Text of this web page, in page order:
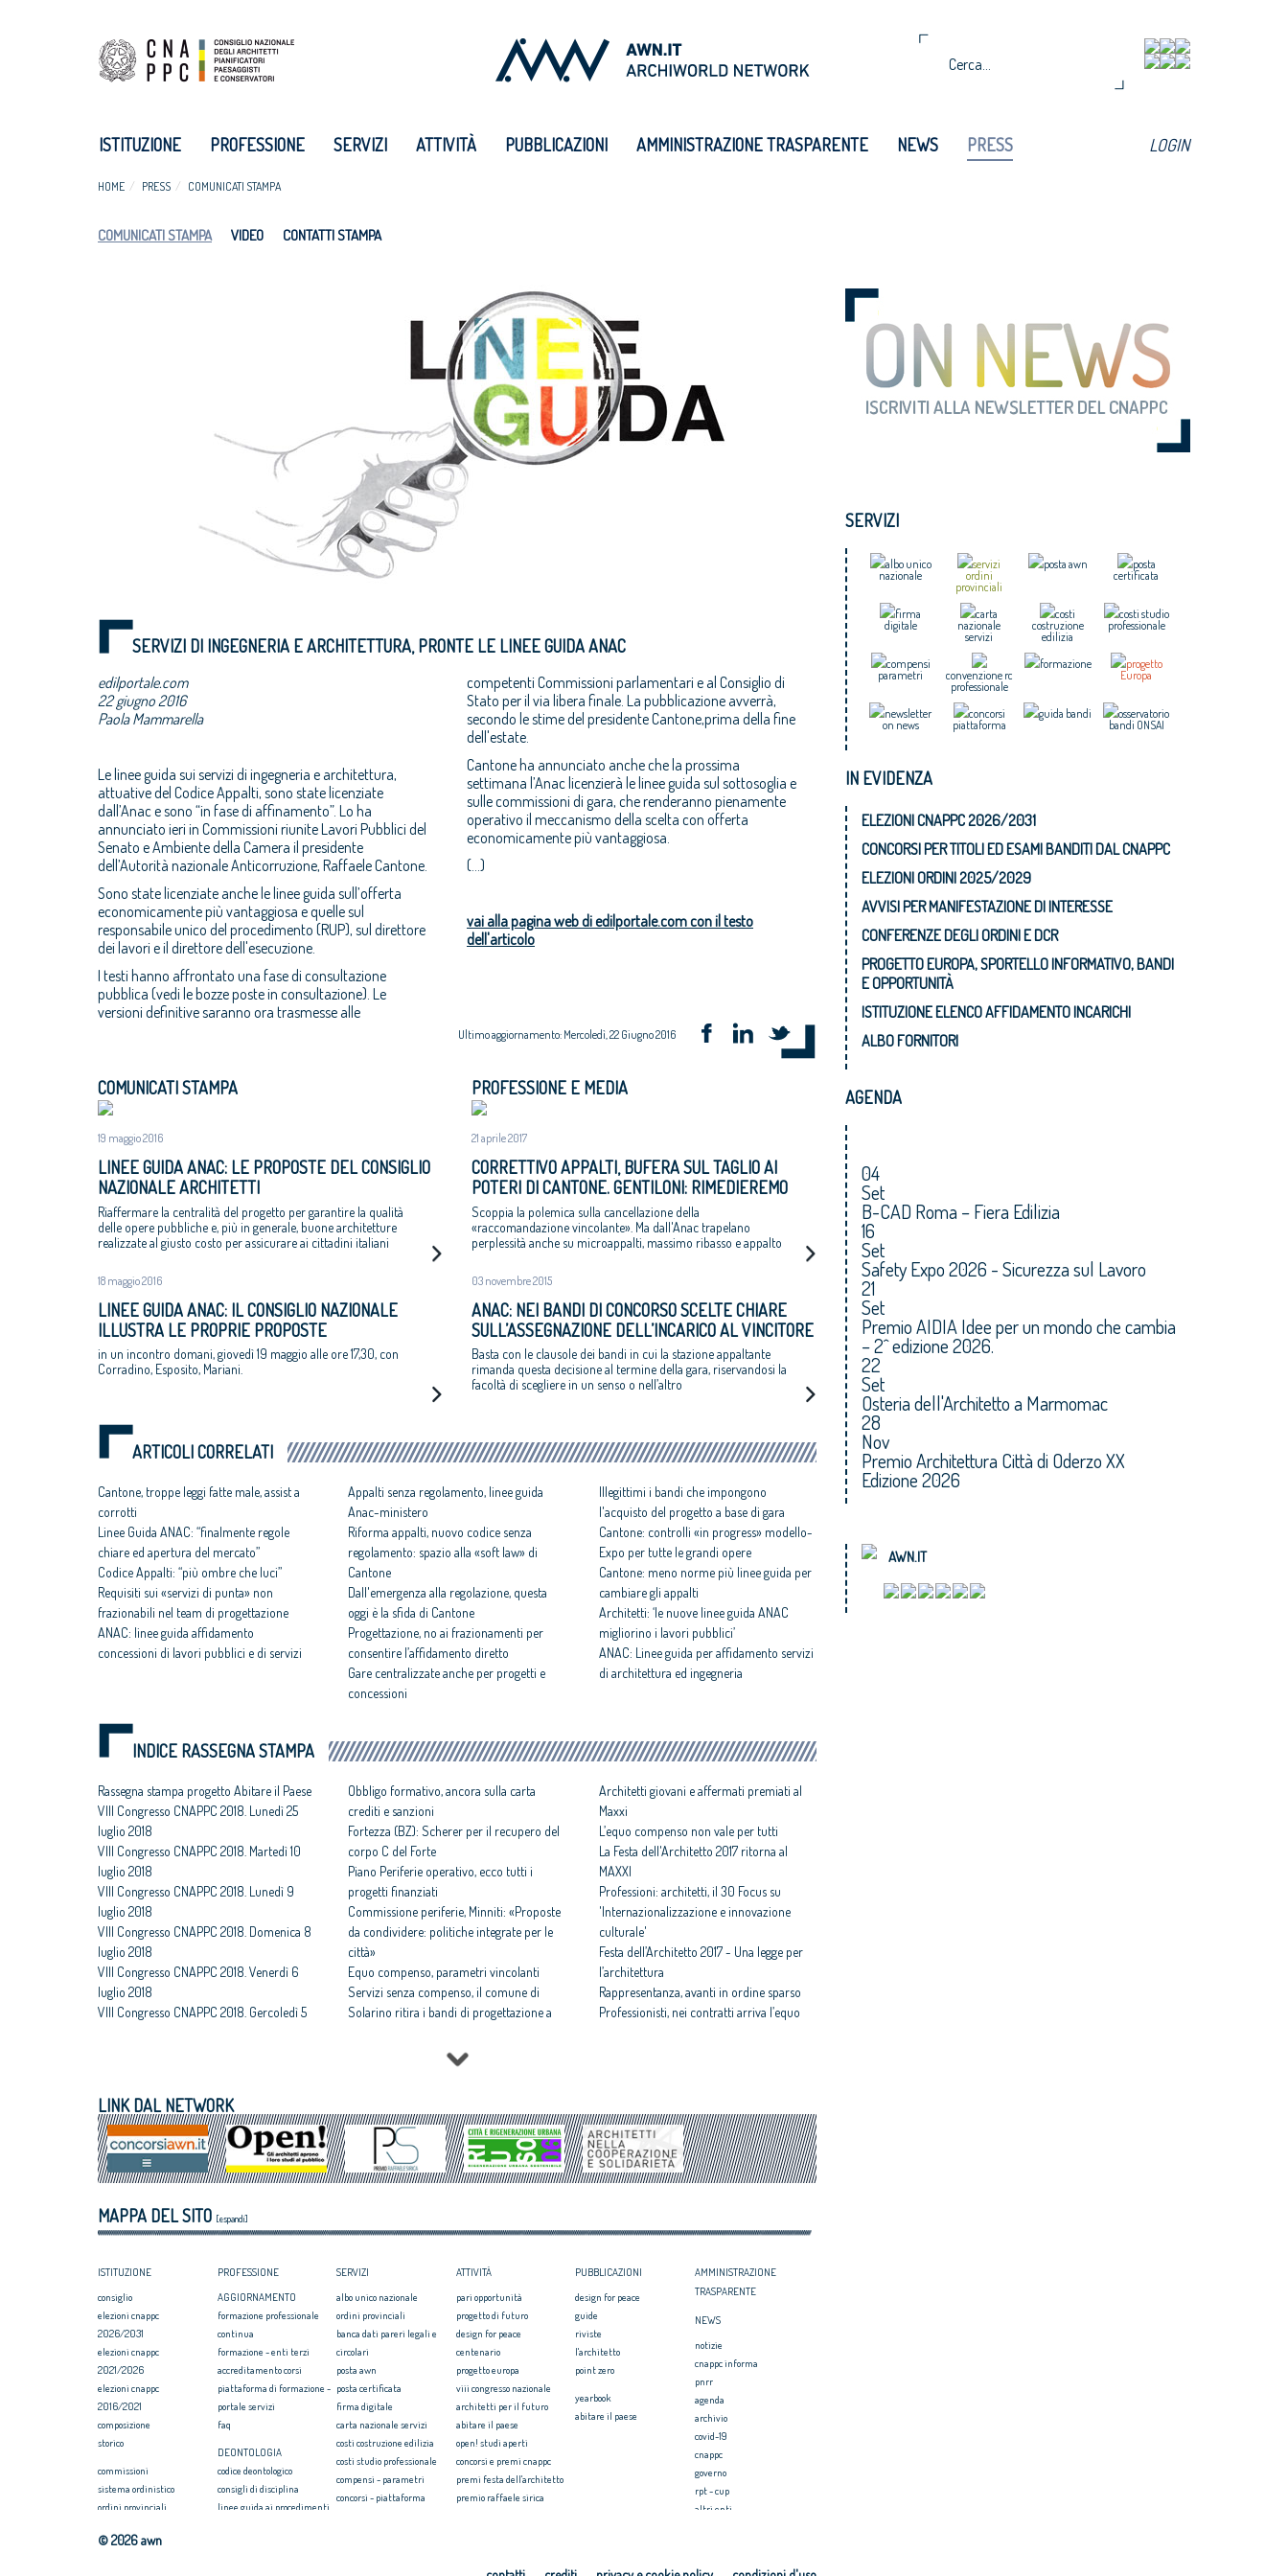
ISTITUZIONE PROFESSIONE SERVIZI ATTIVITÀ PUBBLICAZIONI AMMINISTRAZIONE TRASPARENTE NEWS PRESS LOGIN
HOME PRESS COMUNICATI STAMPA
COMUNICATI STAMPA VIDEO CONTATTI STAMPA
SERVIZI DI INGEGNERIA E ARCHITETTURA, PRONTE LE LINEE GUIDA ANAC
edilportale.com
22 giugno 2016
Paola Mammarella
Le linee guida sui servizi di ingegneria e architettura,
attuative del Codice Appalti, sono state licenziate
dall’Anac e sono “in fase di affinamento”. Lo ha
annunciato ieri in Commissioni riunite Lavori Pubblici del
Senato e Ambiente della Camera il presidente
dell’Autorità nazionale Anticorruzione, Raffaele Cantone.
Sono state licenziate anche le linee guida sull’offerta
economicamente più vantaggiosa e quelle sul
responsabile unico del procedimento (RUP), sul direttore
dei lavori e il direttore dell'esecuzione.
I testi hanno affrontato una fase di consultazione
pubblica (vedi le bozze poste in consultazione). Le
versioni definitive saranno ora trasmesse alle
competenti Commissioni parlamentari e al Consiglio di
Stato per il via libera finale. La pubblicazione avverrà,
secondo le stime del presidente Cantone,prima della fine
dell'estate.
Cantone ha annunciato anche che la prossima
settimana l’Anac licenzierà le linee guida sul sottosoglia e
sulle commissioni di gara, che renderanno pienamente
operativo il meccanismo della scelta con offerta
economicamente più vantaggiosa.
(...)
vai alla pagina web di edilportale.com con il testo
dell'articolo
Ultimo aggiornamento: Mercoledì, 22 Giugno 2016
COMUNICATI STAMPA
19 maggio 2016
LINEE GUIDA ANAC: LE PROPOSTE DEL CONSIGLIO
NAZIONALE ARCHITETTI
Riaffermare la centralità del progetto per garantire la qualità
delle opere pubbliche e, più in generale, buone architetture
realizzate al giusto costo per assicurare ai cittadini italiani
18 maggio 2016
LINEE GUIDA ANAC: IL CONSIGLIO NAZIONALE
ILLUSTRA LE PROPRIE PROPOSTE
in un incontro domani, giovedì 19 maggio alle ore 17,30, con
Corradino, Esposito, Mariani.
PROFESSIONE E MEDIA
21 aprile 2017
CORRETTIVO APPALTI, BUFERA SUL TAGLIO AI
POTERI DI CANTONE. GENTILONI: RIMEDIEREMO
Scoppia la polemica sulla cancellazione della
«raccomandazione vincolante». Ma dall'Anac trapelano
perplessità anche su microappalti, massimo ribasso e appalto
03 novembre 2015
ANAC: NEI BANDI DI CONCORSO SCELTE CHIARE
SULL’ASSEGNAZIONE DELL’INCARICO AL VINCITORE
Basta con le clausole dei bandi in cui la stazione appaltante
rimanda questa decisione al termine della gara, riservandosi la
facoltà di scegliere in un senso o nell’altro
ARTICOLI CORRELATI
Cantone, troppe leggi fatte male, assist a
corrotti
Linee Guida ANAC: “finalmente regole
chiare ed apertura del mercato”
Codice Appalti: “più ombre che luci”
Requisiti sui «servizi di punta» non
frazionabili nel team di progettazione
ANAC: linee guida affidamento
concessioni di lavori pubblici e di servizi
Appalti senza regolamento, linee guida
Anac-ministero
Riforma appalti, nuovo codice senza
regolamento: spazio alla «soft law» di
Cantone
Dall'emergenza alla regolazione, questa
oggi è la sfida di Cantone
Progettazione, no ai frazionamenti per
consentire l’affidamento diretto
Gare centralizzate anche per progetti e
concessioni
Illegittimi i bandi che impongono
l'acquisto del progetto a base di gara
Cantone: controlli «in progress» modello-
Expo per tutte le grandi opere
Cantone: meno norme più linee guida per
cambiare gli appalti
Architetti: ‘le nuove linee guida ANAC
migliorino i lavori pubblici’
ANAC: Linee guida per affidamento servizi
di architettura ed ingegneria
INDICE RASSEGNA STAMPA
Rassegna stampa progetto Abitare il Paese
VIII Congresso CNAPPC 2018. Lunedì 25
luglio 2018
VIII Congresso CNAPPC 2018. Martedì 10
luglio 2018
VIII Congresso CNAPPC 2018. Lunedì 9
luglio 2018
VIII Congresso CNAPPC 2018. Domenica 8
luglio 2018
VIII Congresso CNAPPC 2018. Venerdì 6
luglio 2018
VIII Congresso CNAPPC 2018. Gercoledì 5
luglio 2018
VIII Congresso CNAPPC 2018. Domenica 1
luglio 2018
Obbligo formativo, ancora sulla carta
crediti e sanzioni
Fortezza (BZ): Scherer per il recupero del
corpo C del Forte
Piano Periferie operativo, ecco tutti i
progetti finanziati
Commissione periferie, Minniti: «Proposte
da condividere: politiche integrate per le
città»
Equo compenso, parametri vincolanti
Servizi senza compenso, il comune di
Solarino ritira i bandi di progettazione a
All'architettura rispettosa dello studio
caravatti_caravatti il Premio architetto
Assegnati premi Architetto italiano e
Giovane talento 2017
Equo compenso, il CNAPPC ricorre alla
Corte Europea dei Diritti dell’Uomo
Architetti giovani e affermati premiati al
Maxxi
L’equo compenso non vale per tutti
La Festa dell'Architetto 2017 ritorna al
MAXXI
Professioni: architetti, il 30 Focus su
'Internazionalizzazione e innovazione
culturale'
Festa dell’Architetto 2017 - Una legge per
l’architettura
Rappresentanza, avanti in ordine sparso
Professionisti, nei contratti arriva l’equo
degradate
Architetti: 'Comune e Consiglio di Stato,
svilito interesse pubblico'
LINK DAL NETWORK
MAPPA DEL SITO [espandi]
ISTITUZIONE
consiglio
elezioni cnappc
2026/2031
elezioni cnappc
2021/2026
elezioni cnappc
2016/2021
composizione
storico
commissioni
sistema ordinistico
ordini provinciali
2025-2029
PROFESSIONE
AGGIORNAMENTO
formazione professionale
continua
formazione - enti terzi
accreditamento corsi
piattaforma di formazione -
portale servizi
faq
DEONTOLOGIA
codice deontologico
consigli di disciplina
linee guida ai procedimenti
SERVIZI
albo unico nazionale
ordini provinciali
banca dati pareri legali e
circolari
posta awn
posta certificata
firma digitale
carta nazionale servizi
costi costruzione edilizia
costi studio professionale
compensi - parametri
concorsi - piattaforma
ATTIVITÀ
pari opportunità
progetto di futuro
design for peace
centenario
progetto europa
viii congresso nazionale
architetti per il futuro
abitare il paese
open! studi aperti
concorsi e premi cnappc
premi festa dell'architetto
premio raffaele sirica
PUBBLICAZIONI
design for peace
guide
riviste
l'architetto
point zero
yearbook
abitare il paese
AMMINISTRAZIONE
TRASPARENTE
NEWS
notizie
cnappc informa
pnrr
agenda
archivio
covid-19
cnappc
governo
rpt - cup
altri enti
PRESS
© 2026 awn
SERVIZI
albo unico
nazionale
servizi
ordini
provinciali
posta awn
posta
certificata
firma
digitale
carta
nazionale
servizi
costi
costruzione
edilizia
costi studio
professionale
compensi
parametri
convenzione rc
professionale
formazione
progetto
Europa
newsletter
on news
concorsi
piattaforma
guida bandi
osservatorio
bandi ONSAI
IN EVIDENZA
ELEZIONI CNAPPC 2026/2031
CONCORSI PER TITOLI ED ESAMI BANDITI DAL CNAPPC
ELEZIONI ORDINI 2025/2029
AVVISI PER MANIFESTAZIONE DI INTERESSE
CONFERENZE DEGLI ORDINI E DCR
PROGETTO EUROPA, SPORTELLO INFORMATIVO, BANDI
E OPPORTUNITÀ
ISTITUZIONE ELENCO AFFIDAMENTO INCARICHI
ALBO FORNITORI
AGENDA
04
Set
B-CAD Roma – Fiera Edilizia
16
Set
Safety Expo 2026 - Sicurezza sul Lavoro
21
Set
Premio AIDIA Idee per un mondo che cambia
– 2^ edizione 2026.
22
Set
Osteria dell'Architetto a Marmomac
28
Nov
Premio Architettura Città di Oderzo XX
Edizione 2026
AWN.IT